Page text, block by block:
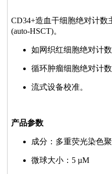
CD34+造血干细胞绝对计
(auto-HSCT)。
如网织红细胞绝对计数
循环肿瘤细胞绝对计数
流式设备校准。
产品参数
成分：多重荧光染色
微球大小：5 µM